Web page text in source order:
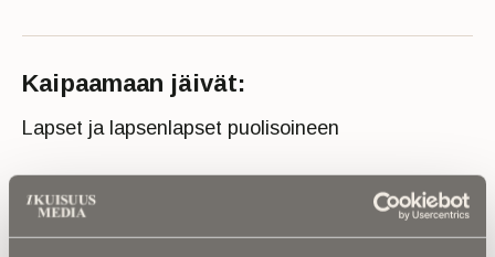
Kaipaamaan jäivät:
Lapset ja lapsenlapset puolisoineen